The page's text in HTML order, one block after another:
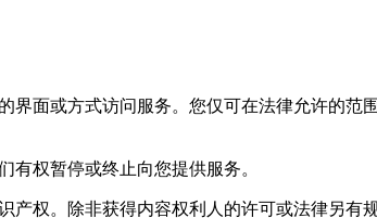
面或方式访问服务。您仅可在法律允许的范
有权暂停或终止向您提供服务。
权。除非获得内容权利人的许可或法律另有